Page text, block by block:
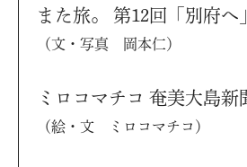
また旅。 第12回「別府へ」
（文・写真 岡本仁）
ミロコマチコ 奄美大島新
（絵・文 ミロコマチコ）